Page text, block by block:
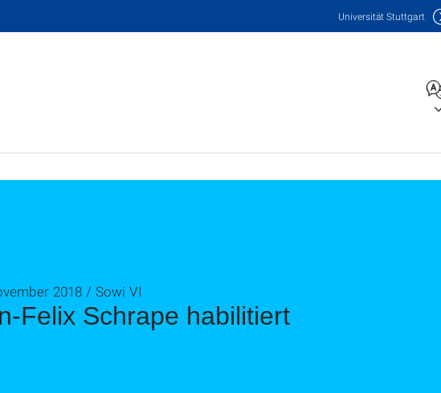
Universität Stuttgart
Felix Schrape habilitiert
2018 / Sowi VI